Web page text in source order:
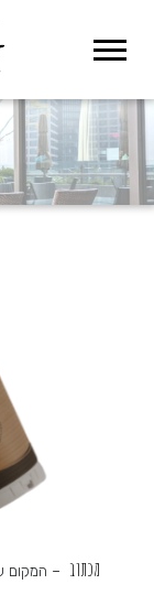
מכתוב – המקום